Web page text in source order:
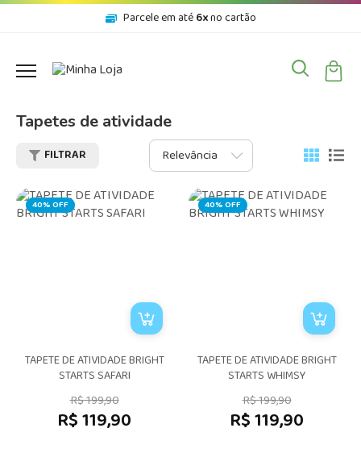
Parcele em até6xno cartão
Tapetes de atividade
FILTRAR
40% OFF
TAPETE DE ATIVIDADE BRIGHT
STARTS SAFARI
R$ 199,90
R$ 119,90
40% OFF
TAPETE DE ATIVIDADE BRIGHT
STARTS WHIMSY
R$ 199,90
R$ 119,90